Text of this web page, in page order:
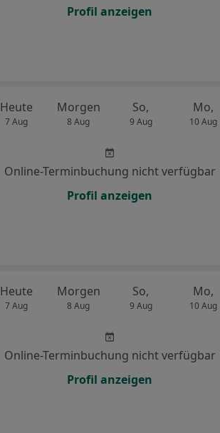
Profil anzeigen
Heute
7 Aug
Morgen
8 Aug
So,
9 Aug
Mo,
10 Aug
Online-Terminbuchung nicht verfügbar
Profil anzeigen
Heute
7 Aug
Morgen
8 Aug
So,
9 Aug
Mo,
10 Aug
Online-Terminbuchung nicht verfügbar
Profil anzeigen